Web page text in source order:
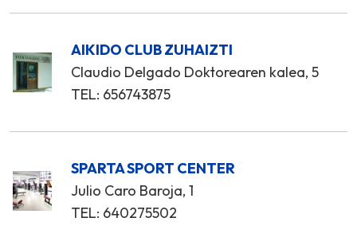
AIKIDO CLUB ZUHAIZTI
Claudio Delgado Doktorearen kalea, 5
TEL: 656743875
SPARTA SPORT CENTER
Julio Caro Baroja, 1
TEL: 640275502